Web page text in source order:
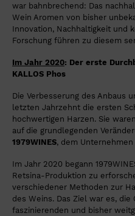
war bahnbrechend: Das
Wein Aromen von bisher
Innovation, Nachhaltigkeit und
Forschung führen zu diesem
Im Jahr 2020: Der erste
KALLOS Phos
Die Verbesserung des Anbaus
letzten Jahrzehnt die ersten
hochwertigen Harzen. Sie
auf die grundlegenden
1979WINES, dem
Im Jahr 2020 begann
Retsina-Produktion zu
verschiedener Methoden zur
des Weins. Das Ziel war es,
faszinierenden und bisher